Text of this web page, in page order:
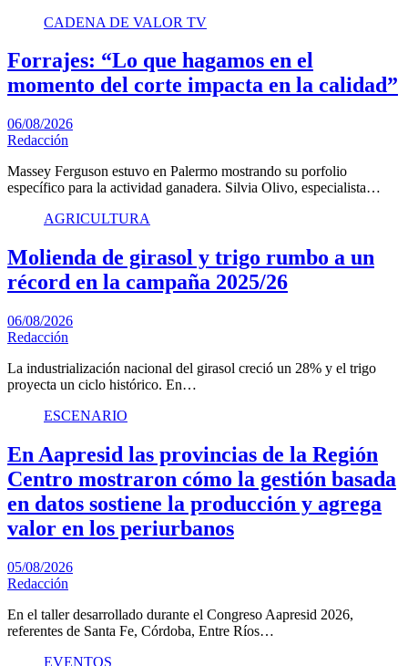
CADENA DE VALOR TV
Forrajes: “Lo que hagamos en el
momento del corte impacta en la calidad”
06/08/2026
Redacción
Massey Ferguson estuvo en Palermo mostrando su porfolio
específico para la actividad ganadera. Silvia Olivo, especialista…
AGRICULTURA
Molienda de girasol y trigo rumbo a un
récord en la campaña 2025/26
06/08/2026
Redacción
La industrialización nacional del girasol creció un 28% y el trigo
proyecta un ciclo histórico. En…
ESCENARIO
En Aapresid las provincias de la Región
Centro mostraron cómo la gestión basada
en datos sostiene la producción y agrega
valor en los periurbanos
05/08/2026
Redacción
En el taller desarrollado durante el Congreso Aapresid 2026,
referentes de Santa Fe, Córdoba, Entre Ríos…
EVENTOS